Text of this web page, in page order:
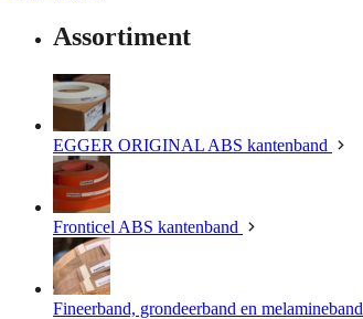
Assortiment
EGGER ORIGINAL ABS kantenband
Fronticel ABS kantenband
Fineerband, grondeerband en melamineband